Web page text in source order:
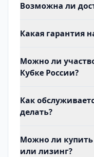
Возможна ли
Какая гарантия
Можно ли
Кубке России?
Как
делать?
Можно ли
или лизинг?